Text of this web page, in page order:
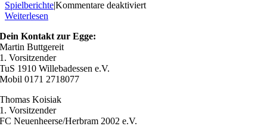
Spielberichte|Kommentare deaktiviertfür
Weiterlesen
Dein Kontakt zur Egge:
Martin Buttgereit
1. Vorsitzender
TuS 1910 Willebadessen e.V.
Mobil 0171 2718077
Thomas Koisiak
1. Vorsitzender
FC Neuenheerse/Herbram 2002 e.V.